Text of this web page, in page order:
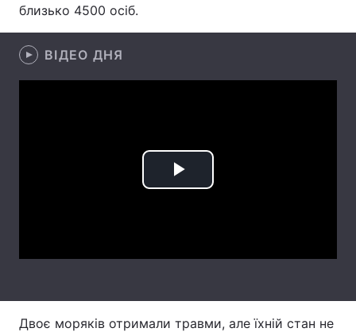
Лонгріди
Відео з Youtube
близько 4500 осіб.
ВІДЕО ДНЯ
Play
Двоє моряків отримали травми, але їхній стан не